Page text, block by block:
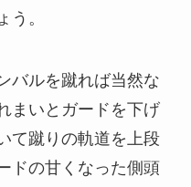
う。
バルを蹴れば当然な
まいとガードを下げ
て蹴りの軌道を上段
ドの甘くなった側頭